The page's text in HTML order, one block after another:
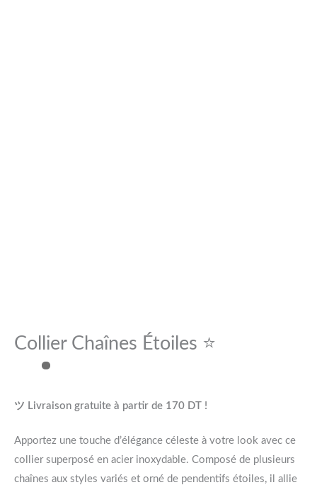
Collier Chaînes Étoiles ⭐
ツ Livraison gratuite à partir de 170 DT !
Apportez une touche d’élégance céleste à votre look avec ce
collier superposé en acier inoxydable. Composé de plusieurs
chaînes aux styles variés et orné de pendentifs étoiles, il allie